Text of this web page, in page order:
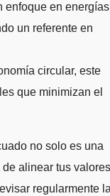
enfoque en energías
un referente en
circular, este
que minimizan el
no solo es una
alinear tus valores
regularmente